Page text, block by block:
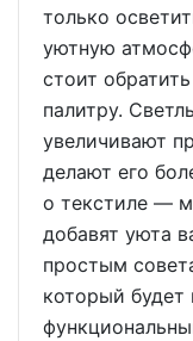
только
уютную
стоит
палитру.
увеличивают
делают его
о текстиле —
добавят уюта
простым
который